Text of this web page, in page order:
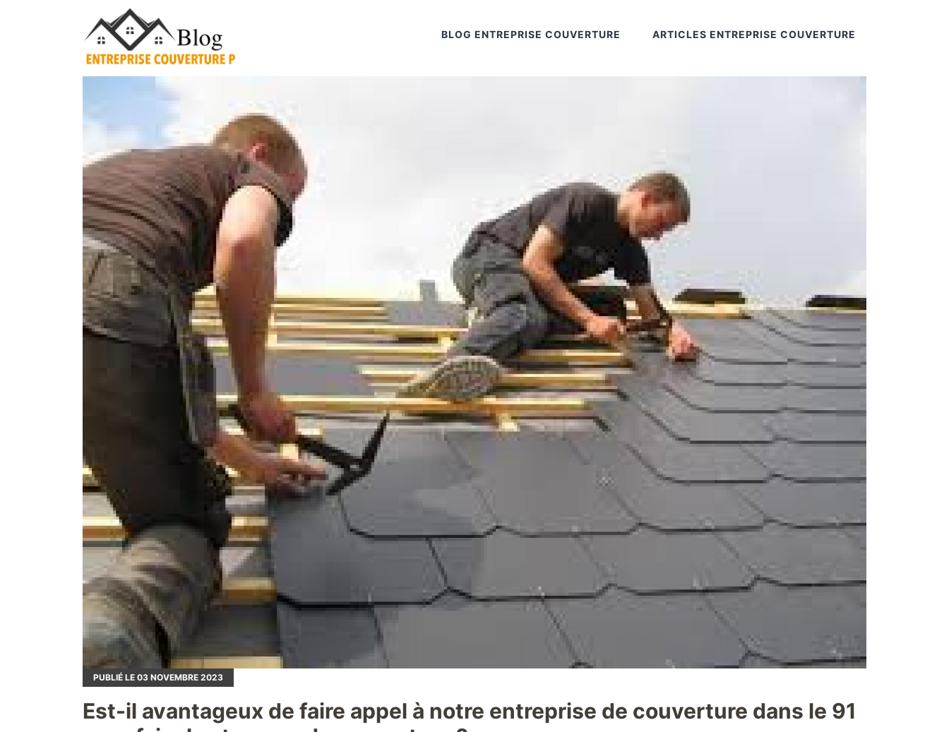
BLOG ENTREPRISE COUVERTURE ARTICLES ENTREPRISE COUVERTURE
PUBLIÉ LE 03 NOVEMBRE 2023
Est-il avantageux de faire appel à notre entreprise de couverture dans le 91